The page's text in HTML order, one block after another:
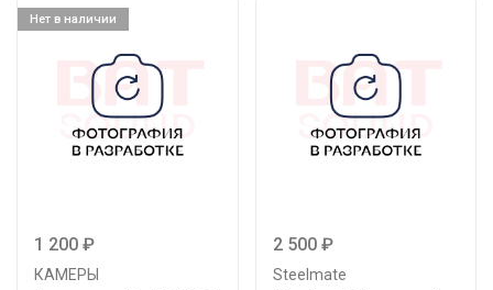
Нет в наличии
1 200 ₽
КАМЕРЫ
2 500 ₽
Steelmate